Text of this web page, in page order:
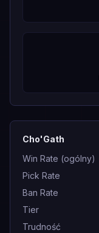
Cho'Gath
Win Rate (ogólny)
Pick Rate
Ban Rate
Tier
Trudność